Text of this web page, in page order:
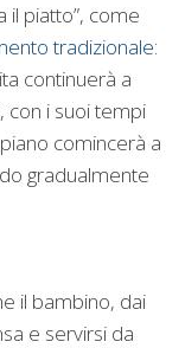
il piatto”, come
tradizionale:
continuerà a
con i suoi tempi
comincerà a
gradualmente
il bambino, dai
e servirsi da